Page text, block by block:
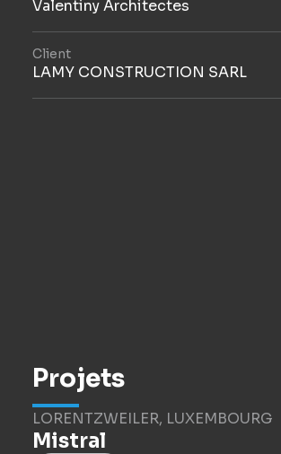
Valentiny Architectes
Client
LAMY CONSTRUCTION SARL
Projets
LORENTZWEILER, LUXEMBOURG
Mistral